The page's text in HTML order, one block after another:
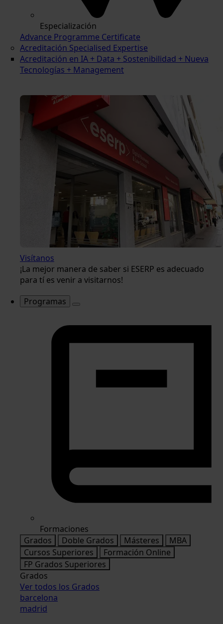
Especialización
Advance Programme Certificate
Acreditación Specialised Expertise
Acreditación en IA + Data + Sostenibilidad + Nueva
Tecnologías + Management
Visítanos
¡La mejor manera de saber si ESERP es adecuado
para tí es venir a visitarnos!
Programas
Formaciones
Grados
Doble Grados Másteres
MBA
Cursos Superiores
Formación Online
FP Grados Superiores
Grados
Ver todos los Grados
barcelona
madrid